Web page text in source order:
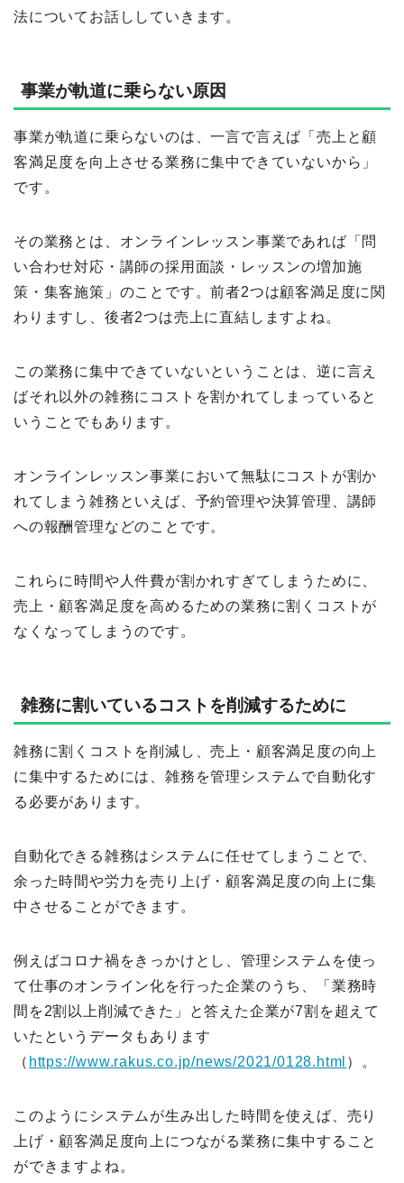
法についてお話ししていきます。
事業が軌道に乗らない原因
事業が軌道に乗らないのは、一言で言えば「売上と顧
客満足度を向上させる業務に集中できていないから」
です。
その業務とは、オンラインレッスン事業であれば「問
い合わせ対応・講師の採用面談・レッスンの増加施
策・集客施策」のことです。前者2つは顧客満足度に関
わりますし、後者2つは売上に直結しますよね。
この業務に集中できていないということは、逆に言え
ばそれ以外の雑務にコストを割かれてしまっていると
いうことでもあります。
オンラインレッスン事業において無駄にコストが割か
れてしまう雑務といえば、予約管理や決算管理、講師
への報酬管理などのことです。
これらに時間や人件費が割かれすぎてしまうために、
売上・顧客満足度を高めるための業務に割くコストが
なくなってしまうのです。
雑務に割いているコストを削減するために
雑務に割くコストを削減し、売上・顧客満足度の向上
に集中するためには、雑務を管理システムで自動化す
る必要があります。
自動化できる雑務はシステムに任せてしまうことで、
余った時間や労力を売り上げ・顧客満足度の向上に集
中させることができます。
例えばコロナ禍をきっかけとし、管理システムを使っ
て仕事のオンライン化を行った企業のうち、「業務時
間を2割以上削減できた」と答えた企業が7割を超えて
いたというデータもあります
（ https://www.rakus.co.jp/news/2021/0128.html ）。
このようにシステムが生み出した時間を使えば、売り
上げ・顧客満足度向上につながる業務に集中すること
ができますよね。